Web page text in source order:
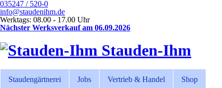
035247 / 520-0
info@staudenihm.de
Werktags: 08.00 - 17.00 Uhr
Nächster Werksverkauf am 06.09.2026
Stauden-Ihm
Staudengärtnerei Jobs Vertrieb & Handel Shop